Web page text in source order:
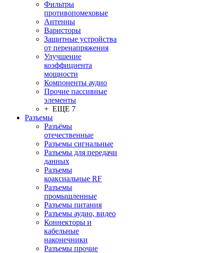
Фильтры
противопомеховые
Антенны
Варисторы
Защитные устройства
от перенапряжения
Улучшение
коэффициента
мощности
Компоненты аудио
Прочие пассивные
элементы
+ ЕЩЕ 7
Разъeмы
Разъёмы
отечественные
Разъeмы сигнальные
Разъeмы для передачи
данных
Разъeмы
коаксиальные RF
Разъeмы
промышленные
Разъeмы питания
Разъeмы аудио, видео
Коннекторы и
кабельные
наконечники
Разъeмы прочие